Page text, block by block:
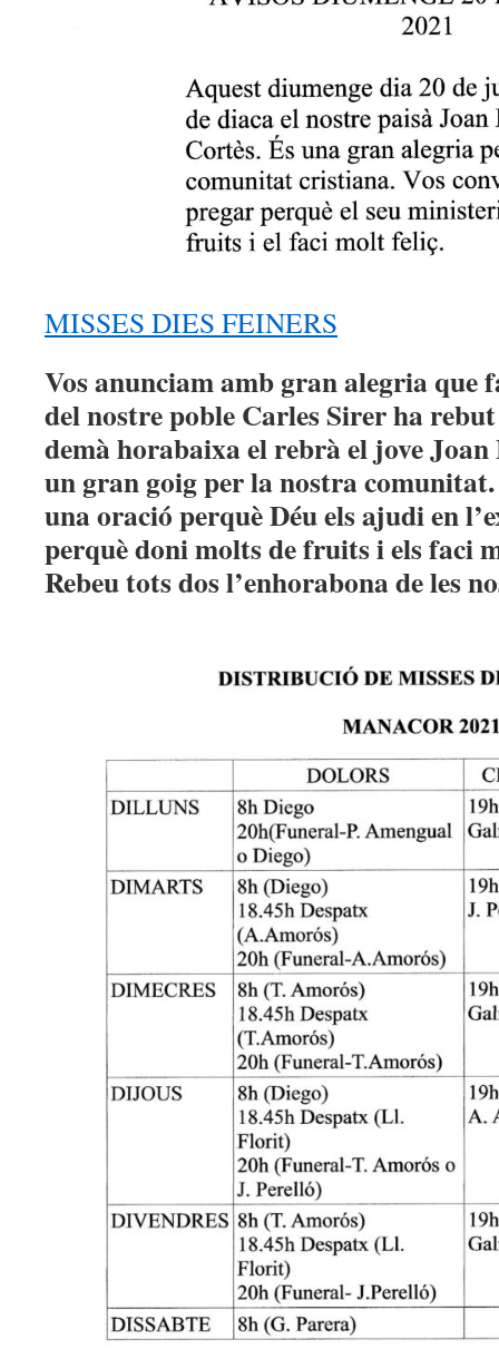
MISSES DIES FEINERS
Vos anunciam amb gran alegria que
del nostre poble Carles Sirer ha
demà horabaixa el rebrà el jove Joan
un gran goig per la nostra
una oració perquè Déu els ajudi en
perquè doni molts de fruits i els faci
Rebeu tots dos l’enhorabona de les